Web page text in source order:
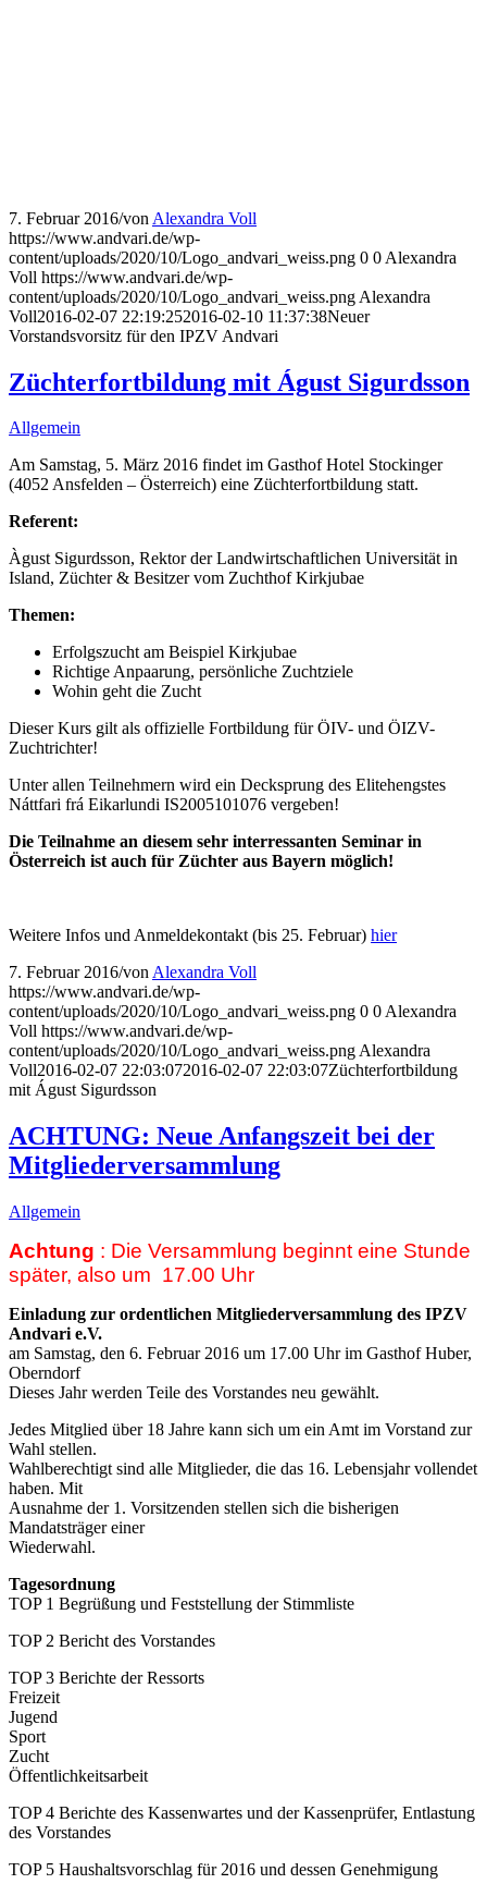
7. Februar 2016/von Alexandra Voll
https://www.andvari.de/wp-
content/uploads/2020/10/Logo_andvari_weiss.png 0 0 Alexandra
Voll https://www.andvari.de/wp-
content/uploads/2020/10/Logo_andvari_weiss.png Alexandra
Voll2016-02-07 22:19:252016-02-10 11:37:38Neuer
Vorstandsvorsitz für den IPZV Andvari
Züchterfortbildung mit Águst Sigurdsson
Allgemein
Am Samstag, 5. März 2016 findet im Gasthof Hotel Stockinger
(4052 Ansfelden – Österreich) eine Züchterfortbildung statt.
Referent:
Àgust Sigurdsson, Rektor der Landwirtschaftlichen Universität in
Island, Züchter & Besitzer vom Zuchthof Kirkjubae
Themen:
Erfolgszucht am Beispiel Kirkjubae
Richtige Anpaarung, persönliche Zuchtziele
Wohin geht die Zucht
Dieser Kurs gilt als offizielle Fortbildung für ÖIV- und ÖIZV-
Zuchtrichter!
Unter allen Teilnehmern wird ein Decksprung des Elitehengstes
Náttfari frá Eikarlundi IS2005101076 vergeben!
Die Teilnahme an diesem sehr interressanten Seminar in
Österreich ist auch für Züchter aus Bayern möglich!
Weitere Infos und Anmeldekontakt (bis 25. Februar) hier
7. Februar 2016/vonAlexandra Voll
https://www.andvari.de/wp-
content/uploads/2020/10/Logo_andvari_weiss.png 0 0Alexandra
Voll https://www.andvari.de/wp-
content/uploads/2020/10/Logo_andvari_weiss.pngAlexandra
Voll2016-02-07 22:03:072016-02-07 22:03:07Züchterfortbildung
mit Águst Sigurdsson
ACHTUNG: Neue Anfangszeit bei der
Mitgliederversammlung
Allgemein
Achtung : Die Versammlung beginnt eine Stunde
später, also um 17.00 Uhr
Einladung zur ordentlichen Mitgliederversammlung des IPZV
Andvari e.V.
am Samstag, den 6. Februar 2016 um 17.00 Uhr im Gasthof Huber,
Oberndorf
Dieses Jahr werden Teile des Vorstandes neu gewählt.
Jedes Mitglied über 18 Jahre kann sich um ein Amt im Vorstand zur
Wahl stellen.
Wahlberechtigt sind alle Mitglieder, die das 16. Lebensjahr vollendet
haben. Mit
Ausnahme der 1. Vorsitzenden stellen sich die bisherigen
Mandatsträger einer
Wiederwahl.
Tagesordnung
TOP 1 Begrüßung und Feststellung der Stimmliste
TOP 2 Bericht des Vorstandes
TOP 3 Berichte der Ressorts
Freizeit
Jugend
Sport
Zucht
Öffentlichkeitsarbeit
TOP 4 Berichte des Kassenwartes und der Kassenprüfer, Entlastung
des Vorstandes
TOP 5 Haushaltsvorschlag für 2016 und dessen Genehmigung